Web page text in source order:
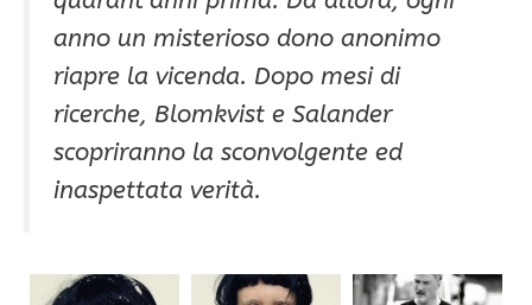
anno un misterioso dono anonimo
riapre la vicenda. Dopo mesi di
ricerche, Blomkvist e Salander
scopriranno la sconvolgente ed
inaspettata verità.